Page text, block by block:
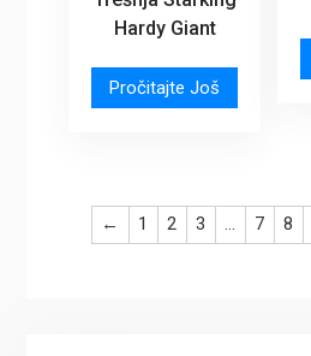
Hardy Giant
Pročitajte Još
← 1 2 3 … 7 8